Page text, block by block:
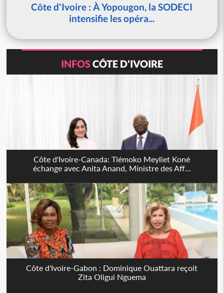
Côte d'Ivoire : À Yopougon, la SODECI
intensifie les opéra...
INFOSCÔTE D'IVOIRE
Côte d'Ivoire-Canada: Tiémoko Meyliet Koné
échange avec Anita Anand, Ministre des Aff...
Côte d'Ivoire-Gabon : Dominique Ouattara reçoit
Zita Oligui Nguema